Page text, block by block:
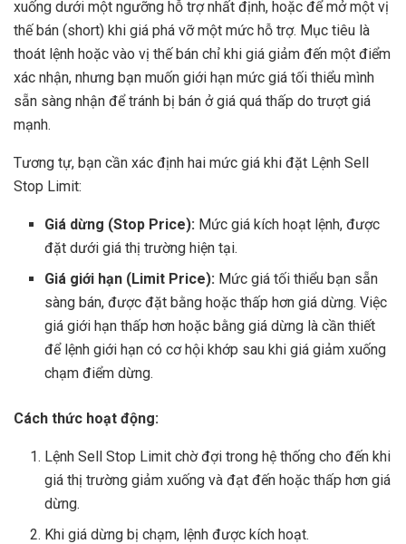
xuống dưới một ngưỡng hỗ trợ nhất định, hoặc để mở một vị
thế bán (short) khi giá phá vỡ một mức hỗ trợ. Mục tiêu là
thoát lệnh hoặc vào vị thế bán chỉ khi giá giảm đến một điểm
xác nhận, nhưng bạn muốn giới hạn mức giá tối thiểu mình
sẵn sàng nhận để tránh bị bán ở giá quá thấp do trượt giá
mạnh.
Tương tự, bạn cần xác định hai mức giá khi đặt Lệnh Sell
Stop Limit:
Giá dừng (Stop Price): Mức giá kích hoạt lệnh, được
đặt dưới giá thị trường hiện tại.
Giá giới hạn (Limit Price): Mức giá tối thiểu bạn sẵn
sàng bán, được đặt bằng hoặc thấp hơn giá dừng. Việc
giá giới hạn thấp hơn hoặc bằng giá dừng là cần thiết
để lệnh giới hạn có cơ hội khớp sau khi giá giảm xuống
chạm điểm dừng.
Cách thức hoạt động:
Lệnh Sell Stop Limit chờ đợi trong hệ thống cho đến khi
giá thị trường giảm xuống và đạt đến hoặc thấp hơn giá
dừng.
Khi giá dừng bị chạm, lệnh được kích hoạt.